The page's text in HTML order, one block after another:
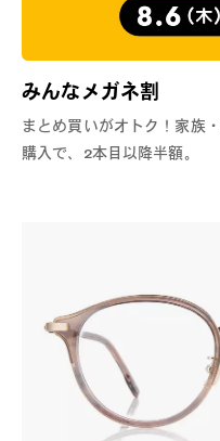
みんなメガネ割
まとめ買いがオトク！家族
購入で、2本目以降半額。